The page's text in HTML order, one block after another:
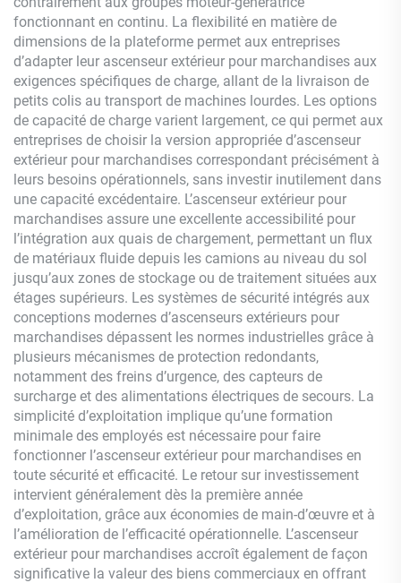
fonctionnant en continu. La flexibilité en matière de
dimensions de la plateforme permet aux entreprises
d’adapter leur ascenseur extérieur pour marchandises aux
exigences spécifiques de charge, allant de la livraison de
petits colis au transport de machines lourdes. Les options
de capacité de charge varient largement, ce qui permet aux
entreprises de choisir la version appropriée d’ascenseur
extérieur pour marchandises correspondant précisément à
leurs besoins opérationnels, sans investir inutilement dans
une capacité excédentaire. L’ascenseur extérieur pour
marchandises assure une excellente accessibilité pour
l’intégration aux quais de chargement, permettant un flux
de matériaux fluide depuis les camions au niveau du sol
jusqu’aux zones de stockage ou de traitement situées aux
étages supérieurs. Les systèmes de sécurité intégrés aux
conceptions modernes d’ascenseurs extérieurs pour
marchandises dépassent les normes industrielles grâce à
plusieurs mécanismes de protection redondants,
notamment des freins d’urgence, des capteurs de
surcharge et des alimentations électriques de secours. La
simplicité d’exploitation implique qu’une formation
minimale des employés est nécessaire pour faire
fonctionner l’ascenseur extérieur pour marchandises en
toute sécurité et efficacité. Le retour sur investissement
intervient généralement dès la première année
d’exploitation, grâce aux économies de main-d’œuvre et à
l’amélioration de l’efficacité opérationnelle. L’ascenseur
extérieur pour marchandises accroît également de façon
significative la valeur des biens commerciaux en offrant